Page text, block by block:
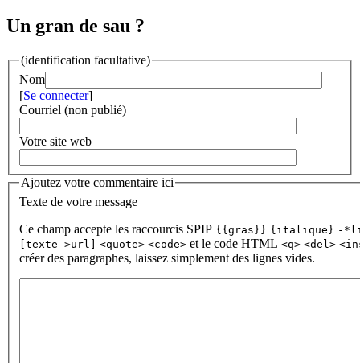
Un gran de sau ?
(identification facultative)
Nom
[Se connecter]
Courriel (non publié)
Votre site web
Ajoutez votre commentaire ici
Texte de votre message
Ce champ accepte les raccourcis SPIP {{gras}} {italique} -
[texte->url] <quote> <code> et le code HTML <q> <del>
créer des paragraphes, laissez simplement des lignes vides.